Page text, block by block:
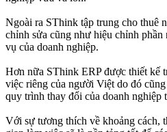
Ngoài ra SThink tập trung cho thuê
chỉnh sửa cũng như hiệu chỉnh
vụ của doanh nghiệp.
Hơn nữa SThink ERP được thiết kế
việc riêng của người Việt do đó
quy trình thay đổi của doanh nghiệp
Với sự tương thích về khoảng cách,